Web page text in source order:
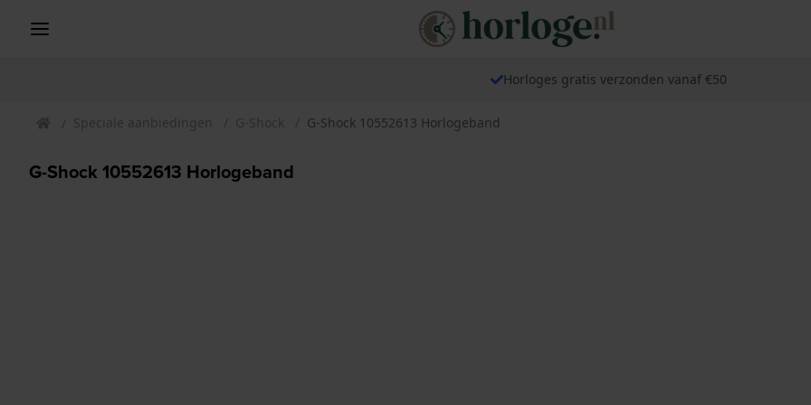
Horloges gratis verzonden vanaf €50
Speciale aanbiedingen G-Shock G-Shock 10552613 Horlogeband
G-Shock 10552613 Horlogeband